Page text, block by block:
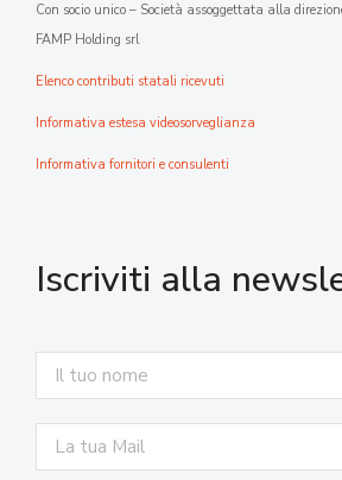
Con socio unico – Società assoggettata alla
FAMP Holding srl
Elenco contributi statali ricevuti
Informativa estesa videosorveglianza
Informativa fornitori e consulenti
Iscriviti alla